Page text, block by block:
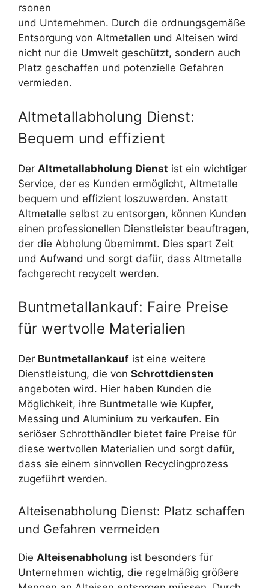
rsonen
und Unternehmen. Durch die ordnungsgemäße
Entsorgung von Altmetallen und Alteisen wird
nicht nur die Umwelt geschützt, sondern auch
Platz geschaffen und potenzielle Gefahren
vermieden.
Altmetallabholung Dienst:
Bequem und effizient
Der Altmetallabholung Dienst ist ein wichtiger
Service, der es Kunden ermöglicht, Altmetalle
bequem und effizient loszuwerden. Anstatt
Altmetalle selbst zu entsorgen, können Kunden
einen professionellen Dienstleister beauftragen,
der die Abholung übernimmt. Dies spart Zeit
und Aufwand und sorgt dafür, dass Altmetalle
fachgerecht recycelt werden.
Buntmetallankauf: Faire Preise
für wertvolle Materialien
Der Buntmetallankauf ist eine weitere
Dienstleistung, die von Schrottdiensten
angeboten wird. Hier haben Kunden die
Möglichkeit, ihre Buntmetalle wie Kupfer,
Messing und Aluminium zu verkaufen. Ein
seriöser Schrotthändler bietet faire Preise für
diese wertvollen Materialien und sorgt dafür,
dass sie einem sinnvollen Recyclingprozess
zugeführt werden.
Alteisenabholung Dienst: Platz schaffen
und Gefahren vermeiden
Die Alteisenabholung ist besonders für
Unternehmen wichtig, die regelmäßig größere